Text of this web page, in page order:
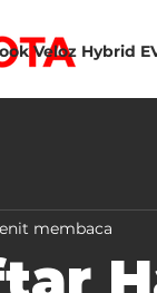
Veloz Hybrid
membaca